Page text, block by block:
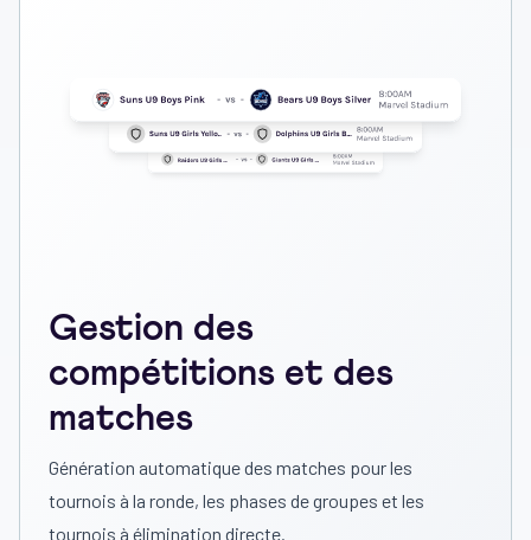
Gestion des
compétitions et des
matches
Génération automatique des matches pour les
tournois à la ronde, les phases de groupes et les
tournois à élimination directe.